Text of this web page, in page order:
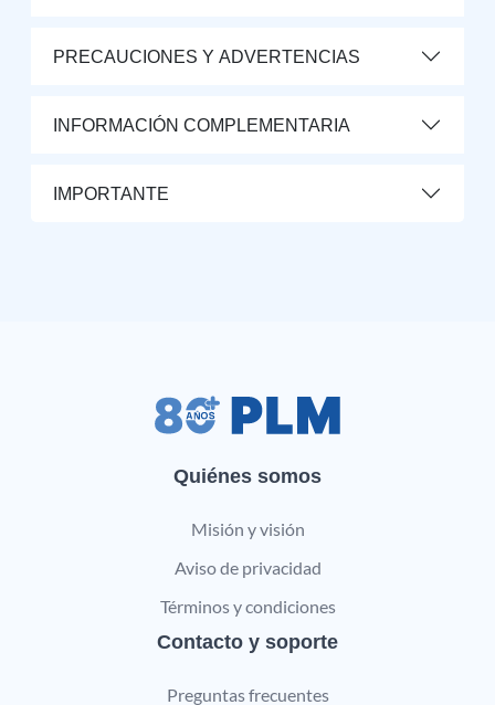
PRECAUCIONES Y ADVERTENCIAS
INFORMACIÓN COMPLEMENTARIA
IMPORTANTE
Quiénes somos
Misión y visión
Aviso de privacidad
Términos y condiciones
Contacto y soporte
Preguntas frecuentes